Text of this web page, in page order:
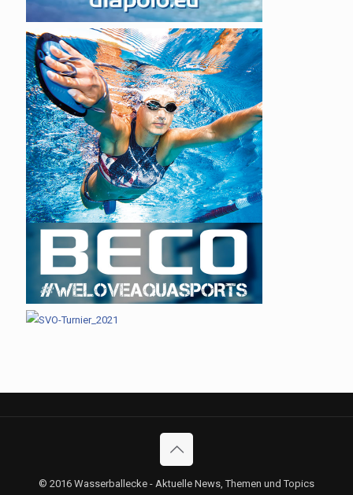
© 2016 Wasserballecke - Aktuelle News, Themen und Topics